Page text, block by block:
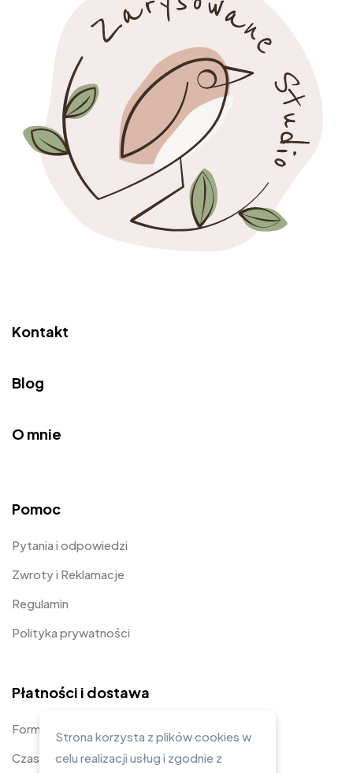
Kontakt
Blog
O mnie
Pomoc
Pytania i odpowiedzi
Zwroty i Reklamacje
Regulamin
Polityka prywatności
Płatności i dostawa
Formy płatności
Czas i koszty dostawy
Strona korzysta z plików cookies w
celu realizacji usług i zgodnie z